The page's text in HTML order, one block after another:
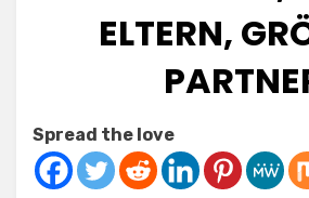
ELTERN,
ARTNER
on
Spread the love